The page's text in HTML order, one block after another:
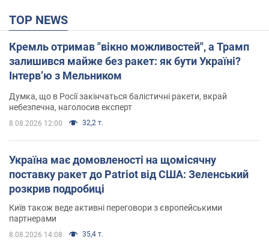
TOP NEWS
Кремль отримав "вікно можливостей", а Трамп
залишився майже без ракет: як бути Україні?
Інтерв’ю з Мельником
Думка, що в Росії закінчаться балістичні ракети, вкрай
небезпечна, наголосив експерт
8.08.2026 12:00 32,2 т.
Україна має домовленості на щомісячну
поставку ракет до Patriot від США: Зеленський
розкрив подробиці
Київ також веде активні переговори з європейськими
партнерами
8.08.2026 14:08 35,4 т.